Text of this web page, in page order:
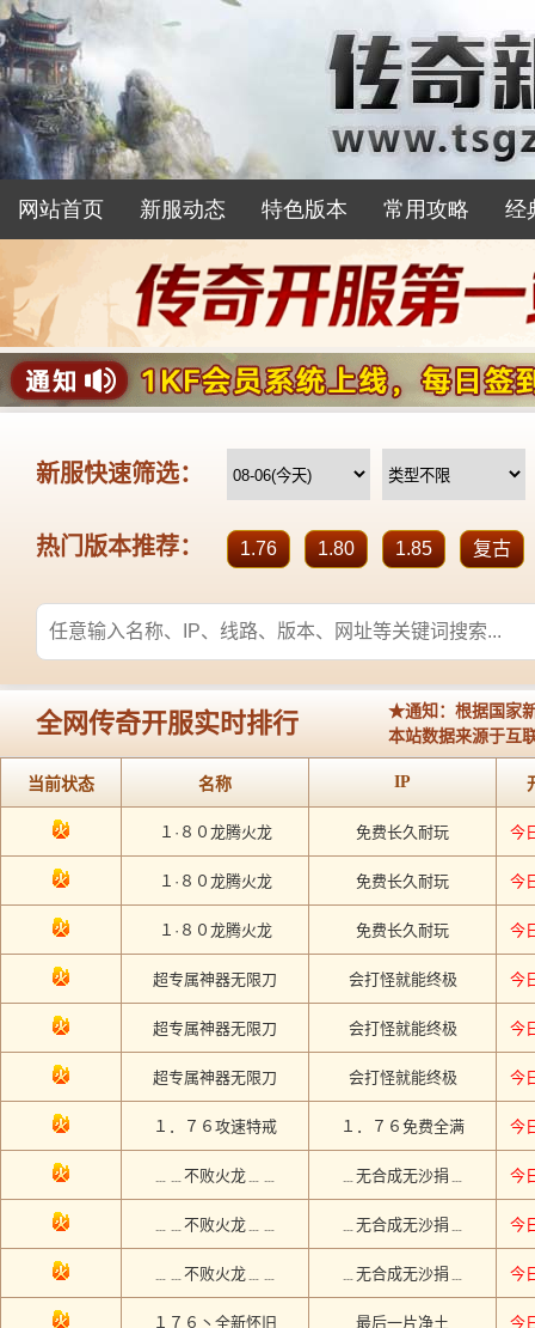
网站首页 新服动态 特色版本 常用攻略 经